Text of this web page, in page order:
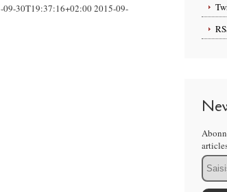
09-30T19:37:16+02:00 2015-09-
Email